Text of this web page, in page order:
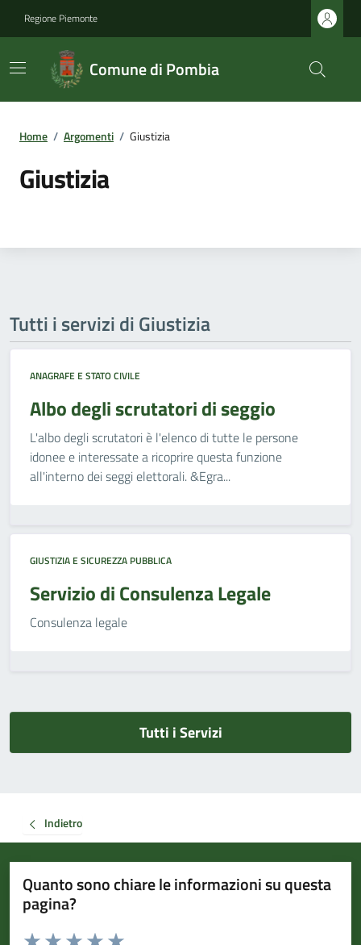
Regione Piemonte
Comune di Pombia
Home / Argomenti / Giustizia
Giustizia
Tutti i servizi di Giustizia
ANAGRAFE E STATO CIVILE
Albo degli scrutatori di seggio
L'albo degli scrutatori è l'elenco di tutte le persone
idonee e interessate a ricoprire questa funzione
all'interno dei seggi elettorali. &Egra...
GIUSTIZIA E SICUREZZA PUBBLICA
Servizio di Consulenza Legale
Consulenza legale
Tutti i Servizi
Indietro
Quanto sono chiare le informazioni su questa
pagina?
Valuta da 1 a 5 stelle la pagina